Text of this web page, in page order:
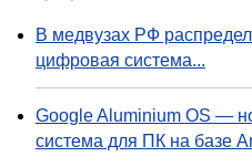
В медвузах РФ
цифровая система...
Google Aluminium OS —
система для ПК на базе